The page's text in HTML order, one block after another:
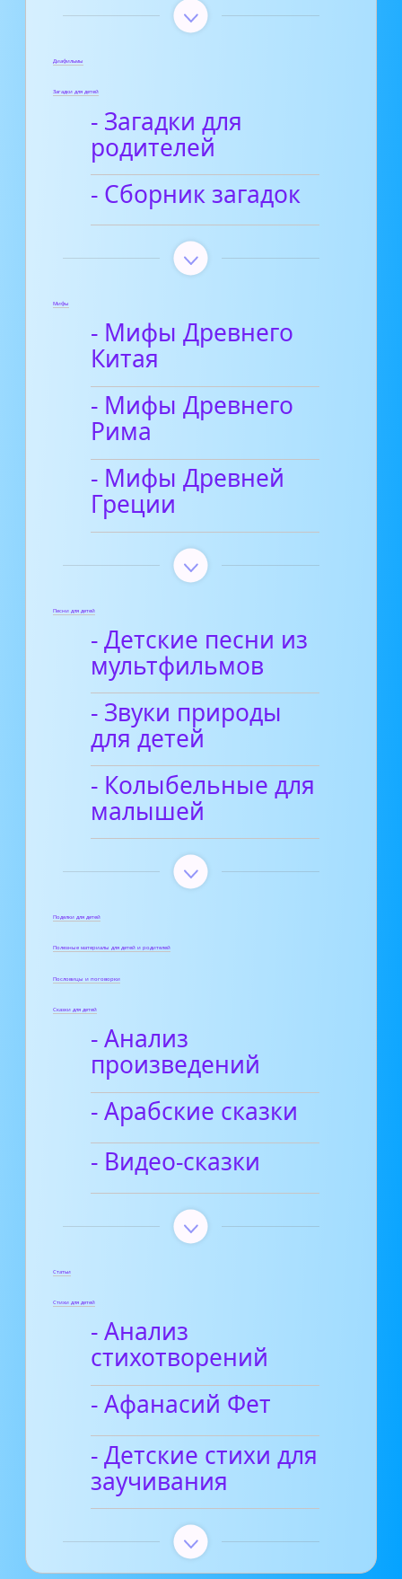
Диафильмы
Загадки для детей
- Загадки для
родителей
- Сборник загадок
Мифы
- Мифы Древнего
Китая
- Мифы Древнего
Рима
- Мифы Древней
Греции
Песни для детей
- Детские песни из
мультфильмов
- Звуки природы
для детей
- Колыбельные для
малышей
Поделки для детей
Полезные материалы для детей и родителей
Пословицы и поговорки
Сказки для детей
- Анализ
произведений
- Арабские сказки
- Видео-сказки
Статьи
Стихи для детей
- Анализ
стихотворений
- Афанасий Фет
- Детские стихи для
заучивания